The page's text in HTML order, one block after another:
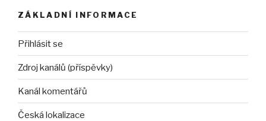
ZÁKLADNÍ INFORMACE
Přihlásit se
Zdroj kanálů (příspěvky)
Kanál komentářů
Česká lokalizace